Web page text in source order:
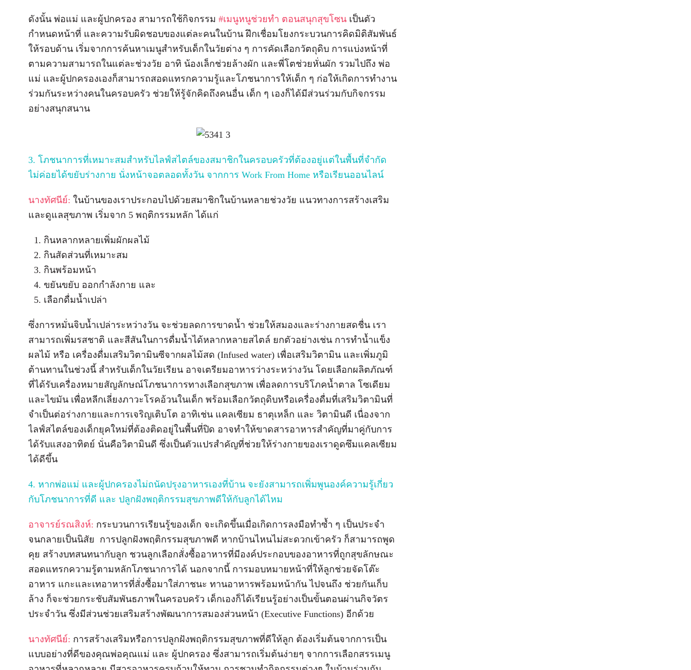
ดังนั้น พ่อแม่ และผู้ปกครอง สามารถใช้กิจกรรม #เมนูหนูช่วยทำ ตอนสนุกสุขโซน เป็นตัว
กำหนดหน้าที่ และความรับผิดชอบของแต่ละคนในบ้าน ฝึกเชื่อมโยงกระบวนการคิดมิติสัมพันธ์
ให้รอบด้าน เริ่มจากการค้นหาเมนูสำหรับเด็กในวัยต่าง ๆ การคัดเลือกวัตถุดิบ การแบ่งหน้าที่
ตามความสามารถในแต่ละช่วงวัย อาทิ น้องเล็กช่วยล้างผัก และพี่โตช่วยหั่นผัก รวมไปถึง พ่อ
แม่ และผู้ปกครองเองก็สามารถสอดแทรกความรู้และโภชนาการให้เด็ก ๆ ก่อให้เกิดการทำงาน
ร่วมกันระหว่างคนในครอบครัว ช่วยให้รู้จักคิดถึงคนอื่น เด็ก ๆ เองก็ได้มีส่วนร่วมกับกิจกรรม
อย่างสนุกสนาน
3. โภชนาการที่เหมาะสมสำหรับไลฟ์สไตล์ของสมาชิกในครอบครัวที่ต้องอยู่แต่ในพื้นที่จำกัด
ไม่ค่อยได้ขยับร่างกาย นั่งหน้าจอตลอดทั้งวัน จากการ Work From Home หรือเรียนออนไลน์
นางทัศนีย์: ในบ้านของเราประกอบไปด้วยสมาชิกในบ้านหลายช่วงวัย แนวทางการสร้างเสริม
และดูแลสุขภาพ เริ่มจาก 5 พฤติกรรมหลัก ได้แก่
กินหลากหลายเพิ่มผักผลไม้
กินสัดส่วนที่เหมาะสม
กินพร้อมหน้า
ขยันขยับ ออกกำลังกาย และ
เลือกดื่มน้ำเปล่า
ซึ่งการหมั่นจิบน้ำเปล่าระหว่างวัน จะช่วยลดการขาดน้ำ ช่วยให้สมองและร่างกายสดชื่น เรา
สามารถเพิ่มรสชาติ และสีสันในการดื่มน้ำได้หลากหลายสไตล์ ยกตัวอย่างเช่น การทำน้ำแข็ง
ผลไม้ หรือ เครื่องดื่มเสริมวิตามินซีจากผลไม้สด (Infused water) เพื่อเสริมวิตามิน และเพิ่มภูมิ
ต้านทานในช่วงนี้ สำหรับเด็กในวัยเรียน อาจเตรียมอาหารว่างระหว่างวัน โดยเลือกผลิตภัณฑ์
ที่ได้รับเครื่องหมายสัญลักษณ์โภชนาการทางเลือกสุขภาพ เพื่อลดการบริโภคน้ำตาล โซเดียม
และไขมัน เพื่อหลีกเลี่ยงภาวะโรคอ้วนในเด็ก พร้อมเลือกวัตถุดิบหรือเครื่องดื่มที่เสริมวิตามินที่
จำเป็นต่อร่างกายและการเจริญเติบโต อาทิเช่น แคลเซียม ธาตุเหล็ก และ วิตามินดี เนื่องจาก
ไลฟ์สไตล์ของเด็กยุคใหม่ที่ต้องติดอยู่ในพื้นที่ปิด อาจทำให้ขาดสารอาหารสำคัญที่มาคู่กับการ
ได้รับแสงอาทิตย์ นั่นคือวิตามินดี ซึ่งเป็นตัวแปรสำคัญที่ช่วยให้ร่างกายของเราดูดซึมแคลเซียม
ได้ดีขึ้น
4. หากพ่อแม่ และผู้ปกครองไม่ถนัดปรุงอาหารเองที่บ้าน จะยังสามารถเพิ่มพูนองค์ความรู้เกี่ยว
กับโภชนาการที่ดี และ ปลูกฝังพฤติกรรมสุขภาพดีให้กับลูกได้ไหม
อาจารย์รณสิงห์: กระบวนการเรียนรู้ของเด็ก จะเกิดขึ้นเมื่อเกิดการลงมือทำซ้ำ ๆ เป็นประจำ
จนกลายเป็นนิสัย
การปลูกฝังพฤติกรรมสุขภาพดี หากบ้านไหนไม่สะดวกเข้าครัว ก็สามารถพูด
คุย สร้างบทสนทนากับลูก ชวนลูกเลือกสั่งซื้ออาหารที่มีองค์ประกอบของอาหารที่ถูกสุขลักษณะ
สอดแทรกความรู้ตามหลักโภชนาการได้ นอกจากนี้ การมอบหมายหน้าที่ให้ลูกช่วยจัดโต๊ะ
อาหาร แกะและเทอาหารที่สั่งซื้อมาใส่ภาชนะ ทานอาหารพร้อมหน้ากัน ไปจนถึง ช่วยกันเก็บ
ล้าง ก็จะช่วยกระชับสัมพันธภาพในครอบครัว เด็กเองก็ได้เรียนรู้อย่างเป็นขั้นตอนผ่านกิจวัตร
ประจำวัน ซึ่งมีส่วนช่วยเสริมสร้างพัฒนาการสมองส่วนหน้า (Executive Functions) อีกด้วย
นางทัศนีย์: การสร้างเสริมหรือการปลูกฝังพฤติกรรมสุขภาพที่ดีให้ลูก ต้องเริ่มต้นจากการเป็น
แบบอย่างที่ดีของคุณพ่อคุณแม่ และ ผู้ปกครอง ซึ่งสามารถเริ่มต้นง่ายๆ จากการเลือกสรรเมนู